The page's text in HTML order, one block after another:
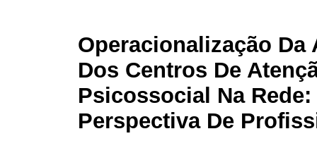
Operacionalização Da
Dos Centros De
Psicossocial Na Rede:
Perspectiva De